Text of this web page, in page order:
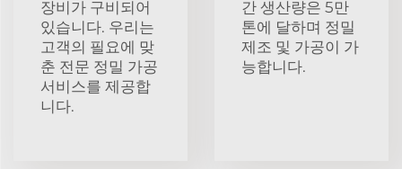
장비가 구비되어
있습니다. 우리는
고객의 필요에 맞
춘 전문 정밀 가공
서비스를 제공합
니다.
간 생산량은 5만
톤에 달하며 정밀
제조 및 가공이 가
능합니다.